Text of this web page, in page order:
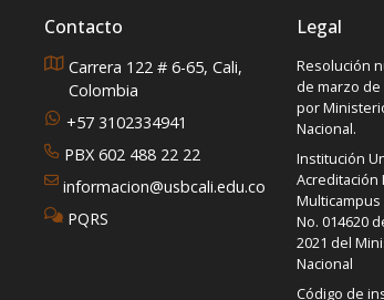
Contacto
Carrera 122 # 6-65, Cali,
Colombia
+57 3102334941
PBX 602 488 22 22
informacion@usbcali.edu.co
PQRS
Legal
Resolución
de marzo
por
Nacional.
Institución
Acreditación
Multicampus
No. 014620
2021 del
Nacional
Código de